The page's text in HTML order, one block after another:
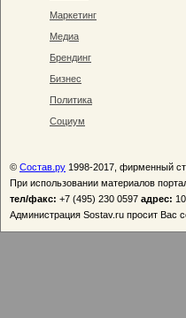
Маркетинг
Медиа
Брендинг
Бизнес
Политика
Социум
© Состав.ру 1998-2017, фирменный
При использовании материалов
тел/факс: +7 (495) 230 0597 адрес:
Администрация Sostav.ru просит Вас